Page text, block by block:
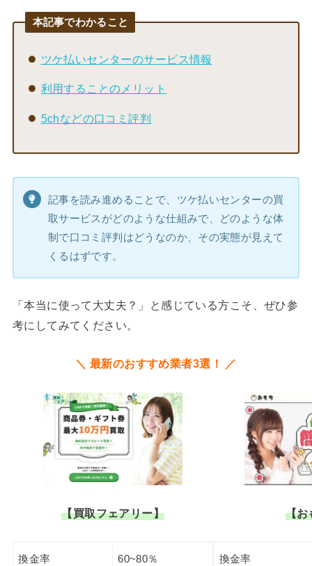
本記事でわかること
ツケ払いセンターのサービス情報
利用することのメリット
5chなどの口コミ評判
記事を読み進めることで、ツケ払いセンターの買
取サービスがどのような仕組みで、どのような体
制で口コミ評判はどうなのか、その実態が見えて
くるはずです。
「本当に使って大丈夫？」と感じている方こそ、ぜひ参
考にしてみてください。
＼ 最新のおすすめ業者3選！ ／
【買取フェアリー】
換金率 60~80％
【お
換金率